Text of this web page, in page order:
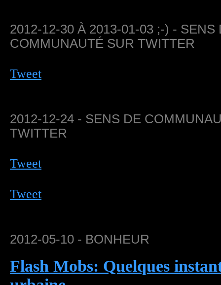
2012-12-30 À 2013-01-03 ;-) - SENS
COMMUNAUTÉ SUR TWITTER
Tweet
2012-12-24 - SENS DE
TWITTER
Tweet
Tweet
2012-05-10 - BONHEUR
Flash Mobs: Quelques